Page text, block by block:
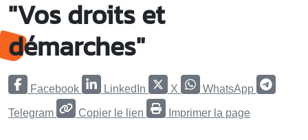
"Vos droits et
démarches"
Facebook LinkedIn X WhatsApp
Telegram Copier le lien Imprimer la page